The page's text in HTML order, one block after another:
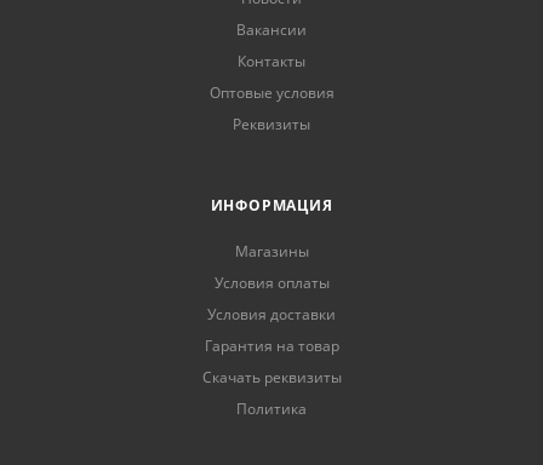
Вакансии
Контакты
Оптовые условия
Реквизиты
ИНФОРМАЦИЯ
Магазины
Условия оплаты
Условия доставки
Гарантия на товар
Скачать реквизиты
Политика